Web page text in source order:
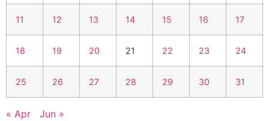
11 12 13 14 15 16 17
18 19 20 21 22 23 24
25 26 27 28 29 30 31
« Apr Jun »